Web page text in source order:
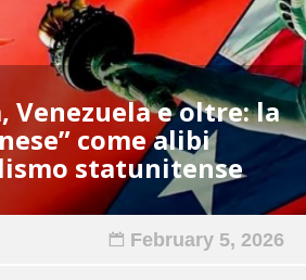
Venezuela e oltre: la
come alibi
statunitense
February 5, 2026